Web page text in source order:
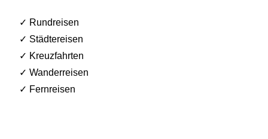
✓ Rundreisen
✓ Städtereisen
✓ Kreuzfahrten
✓ Wanderreisen
✓ Fernreisen